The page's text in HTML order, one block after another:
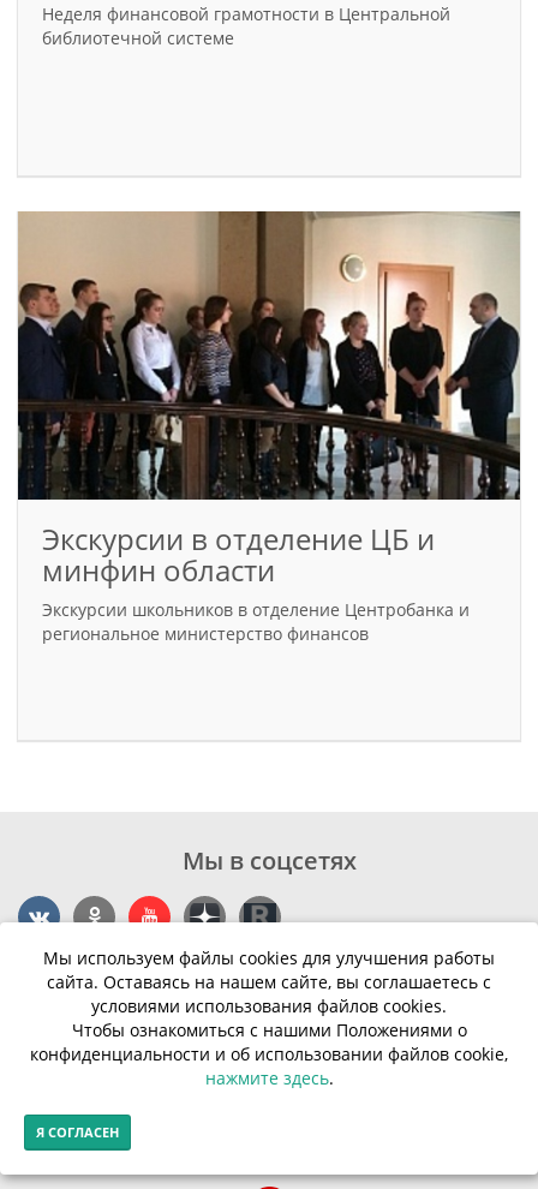
Неделя финансовой грамотности в Центральной
библиотечной системе
Экскурсии в отделение ЦБ и
минфин области
Экскурсии школьников в отделение Центробанка и
региональное министерство финансов
Мы используем файлы cookies для улучшения работы
сайта. Оставаясь на нашем сайте, вы соглашаетесь с
условиями использования файлов cookies.
Чтобы ознакомиться с нашими Положениями о
конфиденциальности и об использовании файлов cookie,
нажмите здесь.
Я СОГЛАСЕН
Мы в соцсетях
Контакты
г. Калининград, ул. Эпроновская, 1
Часы работы: с 10:00 до 20:00
© Финансовая грамотность населения 2013-2026г.